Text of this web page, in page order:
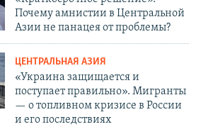
Почему амнистии в Центральной
Азии не панацея от проблемы?
ЦЕНТРАЛЬНАЯ АЗИЯ
«Украина защищается и
поступает правильно». Мигранты
— о топливном кризисе в России
и его последствиях